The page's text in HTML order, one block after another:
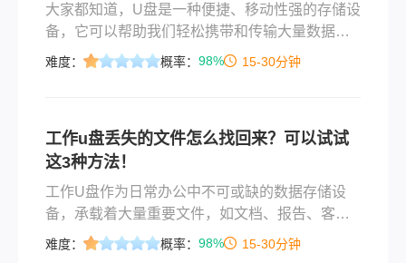
大家都知道，U盘是一种便捷、移动性强的存储设
备，它可以帮助我们轻松携带和传输大量数据。
但是，随之而来的问题是，当我们在使用U盘时不
难度： 概率： 98% 15-30分钟
工作u盘丢失的文件怎么找回来？可以试试
这3种方法！
工作U盘作为日常办公中不可或缺的数据存储设
备，承载着大量重要文件，如文档、报告、客户
资料等。然而，当不慎丢失U盘或U盘中的文件突
难度： 概率： 98% 15-30分钟